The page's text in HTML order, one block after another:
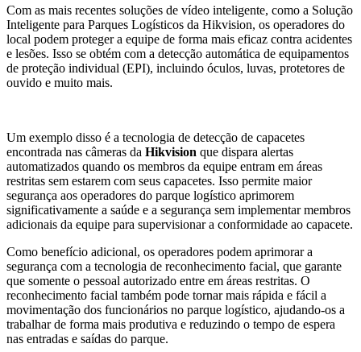
Com as mais recentes soluções de vídeo inteligente, como a Solução
Inteligente para Parques Logísticos da Hikvision, os operadores do
local podem proteger a equipe de forma mais eficaz contra acidentes
e lesões. Isso se obtém com a detecção automática de equipamentos
de proteção individual (EPI), incluindo óculos, luvas, protetores de
ouvido e muito mais.
Um exemplo disso é a tecnologia de detecção de capacetes
encontrada nas câmeras da Hikvision que dispara alertas
automatizados quando os membros da equipe entram em áreas
restritas sem estarem com seus capacetes. Isso permite maior
segurança aos operadores do parque logístico aprimorem
significativamente a saúde e a segurança sem implementar membros
adicionais da equipe para supervisionar a conformidade ao capacete.
Como benefício adicional, os operadores podem aprimorar a
segurança com a tecnologia de reconhecimento facial, que garante
que somente o pessoal autorizado entre em áreas restritas. O
reconhecimento facial também pode tornar mais rápida e fácil a
movimentação dos funcionários no parque logístico, ajudando-os a
trabalhar de forma mais produtiva e reduzindo o tempo de espera
nas entradas e saídas do parque.